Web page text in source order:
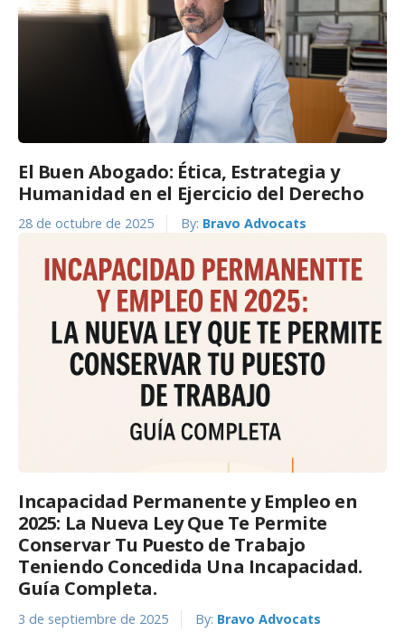
El Buen Abogado: Ética, Estrategia y
Humanidad en el Ejercicio del Derecho
28 de octubre de 2025 By: Bravo Advocats
Incapacidad Permanente y Empleo en
2025: La Nueva Ley Que Te Permite
Conservar Tu Puesto de Trabajo
Teniendo Concedida Una Incapacidad.
Guía Completa.
3 de septiembre de 2025 By: Bravo Advocats